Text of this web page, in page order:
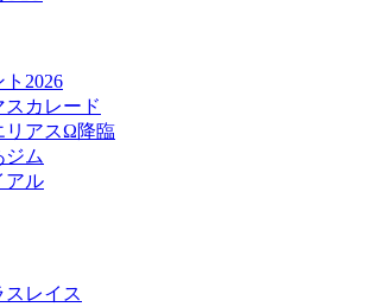
2026
カレード
リアスΩ降臨
ジム
アル
レイス